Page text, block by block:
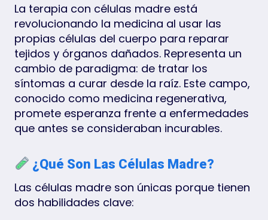
La terapia con células madre está
revolucionando la medicina al usar las
propias células del cuerpo para reparar
tejidos y órganos dañados. Representa un
cambio de paradigma: de tratar los
síntomas a curar desde la raíz. Este campo,
conocido como medicina regenerativa,
promete esperanza frente a enfermedades
que antes se consideraban incurables.
¿Qué Son Las Células Madre?
Las células madre son únicas porque tienen
dos habilidades clave: